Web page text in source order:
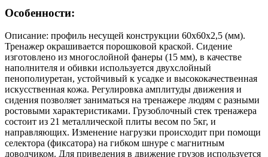
Особенности:
Описание: профиль несущей конструкции 60х60х2,5 (мм).
Тренажер окрашивается порошковой краской. Сидение
изготовлено из многослойной фанеры (15 мм), в качестве
наполнителя и обивки используется двухслойный
пенополиуретан, устойчивый к усадке и высококачественная
искусственная кожа. Регулировка амплитуды движения и
сидения позволяет заниматься на тренажере людям с разными
ростовыми характеристиками. Грузоблочный стек тренажера
состоит из 21 металлической плиты весом по 5кг, и
направляющих. Изменение нагрузки происходит при помощи
селектора (фиксатора) на гибком шнуре с магнитным
доводчиком. Для приведения в движение грузов используется